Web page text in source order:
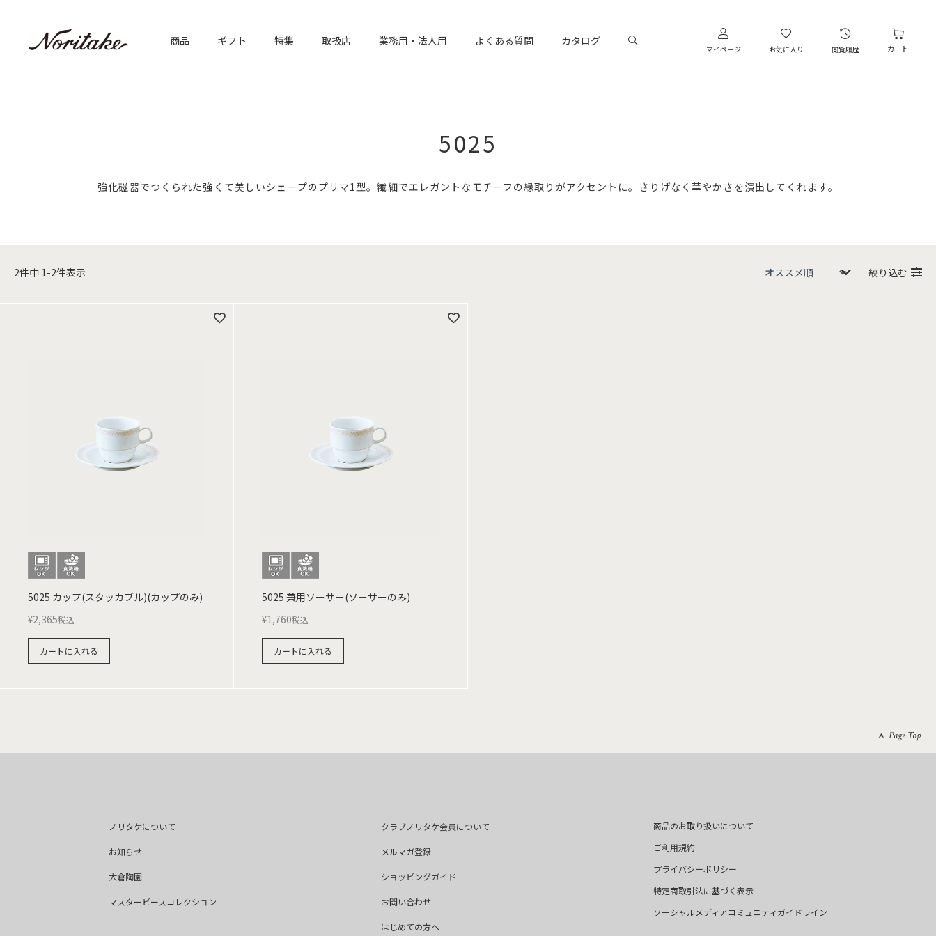
商品 ギフト 特集 取扱店 業務用・法人用 よくある質問 カタログ
マイページ お気に入り 閲覧履歴 カート
5025
強化磁器でつくられた強くて美しいシェープのプリマ1型。繊細でエレガントなモチーフの縁取りがアクセントに。さりげなく華やかさを演出してくれます。
2件中 1-2件表示 絞り込む
5025 カップ(スタッカブル)(カップのみ)
¥2,365税込
カートに入れる
5025 兼用ソーサー(ソーサーのみ)
¥1,760税込
カートに入れる
Page Top
ノリタケについて
お知らせ
大倉陶園
マスターピースコレクション
クラブノリタケ会員について
メルマガ登録
ショッピングガイド
お問い合わせ
はじめての方へ
商品のお取り扱いについて
ご利用規約
プライバシーポリシー
特定商取引法に基づく表示
ソーシャルメディアコミュニティガイドライン